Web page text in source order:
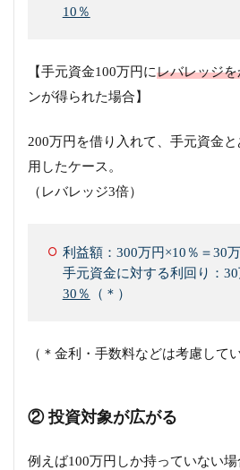
10％
【手元資金100万円にレバレッジ
ンが得られた場合】
200万円を借り入れて、手元資金
用したケース。
（レバレッジ3倍）
利益額：300万円×10％＝30
手元資金に対する利回り：
30％ （＊）
（＊金利・手数料などは考慮して
② 投資対象が広がる
例えば100万円しか持っていない